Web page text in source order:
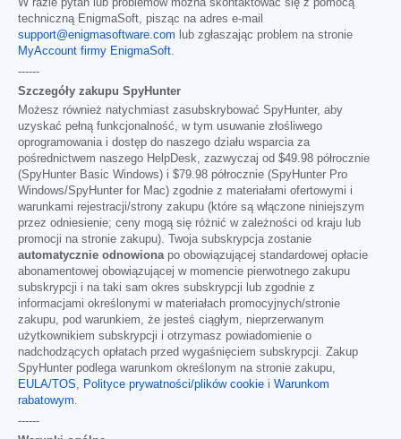
W razie pytań lub problemów można skontaktować się z pomocą
techniczną EnigmaSoft, pisząc na adres e-mail
support@enigmasoftware.com lub zgłaszając problem na stronie
MyAccount firmy EnigmaSoft.
------
Szczegóły zakupu SpyHunter
Możesz również natychmiast zasubskrybować SpyHunter, aby
uzyskać pełną funkcjonalność, w tym usuwanie złośliwego
oprogramowania i dostęp do naszego działu wsparcia za
pośrednictwem naszego HelpDesk, zazwyczaj od $49.98 półrocznie
(SpyHunter Basic Windows) i $79.98 półrocznie (SpyHunter Pro
Windows/SpyHunter for Mac) zgodnie z materiałami ofertowymi i
warunkami rejestracji/strony zakupu (które są włączone niniejszym
przez odniesienie; ceny mogą się różnić w zależności od kraju lub
promocji na stronie zakupu). Twoja subskrypcja zostanie
automatycznie odnowionapo obowiązującej standardowej opłacie
abonamentowej obowiązującej w momencie pierwotnego zakupu
subskrypcji i na taki sam okres subskrypcji lub zgodnie z
informacjami określonymi w materiałach promocyjnych/stronie
zakupu, pod warunkiem, że jesteś ciągłym, nieprzerwanym
użytkownikiem subskrypcji i otrzymasz powiadomienie o
nadchodzących opłatach przed wygaśnięciem subskrypcji. Zakup
SpyHunter podlega warunkom określonym na stronie zakupu,
EULA/TOS, Polityce prywatności/plików cookie i Warunkom
rabatowym.
------